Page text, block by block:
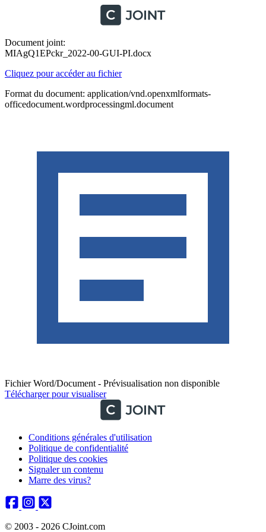
Document joint:
MIAgQ1EPckr_2022-00-GUI-PI.docx
Cliquez pour accéder au fichier
Format du document: application/vnd.openxmlformats-
officedocument.wordprocessingml.document
Fichier Word/Document - Prévisualisation non disponible
Télécharger pour visualiser
Conditions générales d'utilisation
Politique de confidentialité
Politique des cookies
Signaler un contenu
Marre des virus?
© 2003 - 2026 CJoint.com